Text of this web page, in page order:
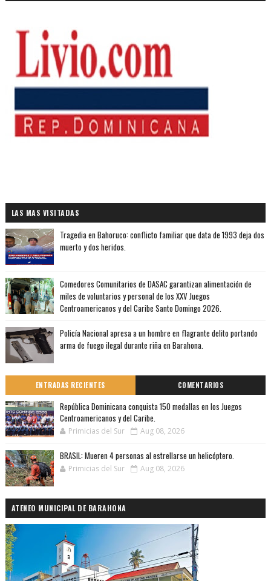
LAS MAS VISITADAS
Tragedia en Bahoruco: conflicto familiar que data de 1993 deja dos
muerto y dos heridos.
Comedores Comunitarios de DASAC garantizan alimentación de
miles de voluntarios y personal de los XXV Juegos
Centroamericanos y del Caribe Santo Domingo 2026.
Policía Nacional apresa a un hombre en flagrante delito portando
arma de fuego ilegal durante riña en Barahona.
ENTRADAS RECIENTES COMENTARIOS
República Dominicana conquista 150 medallas en los Juegos
Centroamericanos y del Caribe.
Primicias del Sur Aug 08, 2026
BRASIL: Mueren 4 personas al estrellarse un helicóptero.
Primicias del Sur Aug 08, 2026
ATENEO MUNICIPAL DE BARAHONA